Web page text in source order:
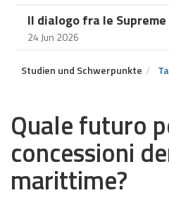
Il dialogo fra le
24 Jun 2026
Studien und Schwerpunkte
Quale futuro
concessioni
marittime?